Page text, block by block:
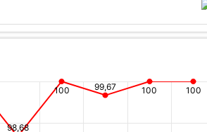
98,68
100 99,67 100 100